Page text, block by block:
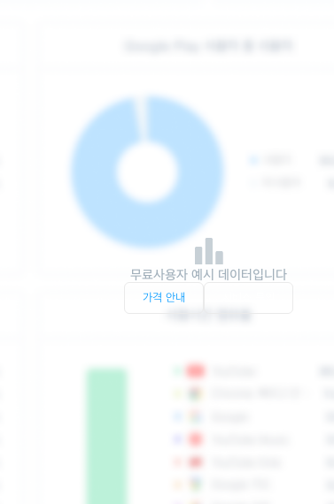
무료사용자 예시 데이터입니다
가격 안내